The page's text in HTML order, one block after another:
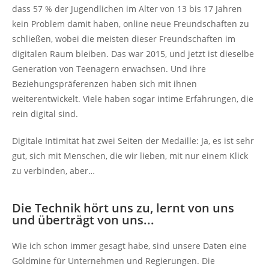
dass 57 % der Jugendlichen im Alter von 13 bis 17 Jahren
kein Problem damit haben, online neue Freundschaften zu
schließen, wobei die meisten dieser Freundschaften im
digitalen Raum bleiben. Das war 2015, und jetzt ist dieselbe
Generation von Teenagern erwachsen. Und ihre
Beziehungspräferenzen haben sich mit ihnen
weiterentwickelt. Viele haben sogar intime Erfahrungen, die
rein digital sind.
Digitale Intimität hat zwei Seiten der Medaille: Ja, es ist sehr
gut, sich mit Menschen, die wir lieben, mit nur einem Klick
zu verbinden, aber…
Die Technik hört uns zu, lernt von uns
und überträgt von uns...
Wie ich schon immer gesagt habe, sind unsere Daten eine
Goldmine für Unternehmen und Regierungen. Die